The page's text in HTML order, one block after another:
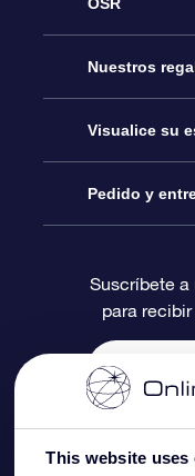
This website uses
OSR
Atención
Contáctanos
Blog
Reseñas
Nuestros
Regalo Estrella
Paquete de
Tarjeta de
Regalos
Visualice su
Registro
Página de
Un Millón de
Pedido y
Información
Información
Suscríbete a
para